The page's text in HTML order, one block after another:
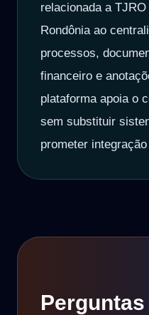
relacionada a
Rondônia ao
processos,
financeiro e
plataforma apoia o
sem substituir
prometer